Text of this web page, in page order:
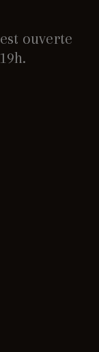
ouverte